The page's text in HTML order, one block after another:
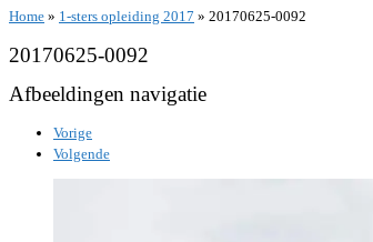
Home » 1-sters opleiding 2017 » 20170625-0092
20170625-0092
Afbeeldingen navigatie
Vorige
Volgende